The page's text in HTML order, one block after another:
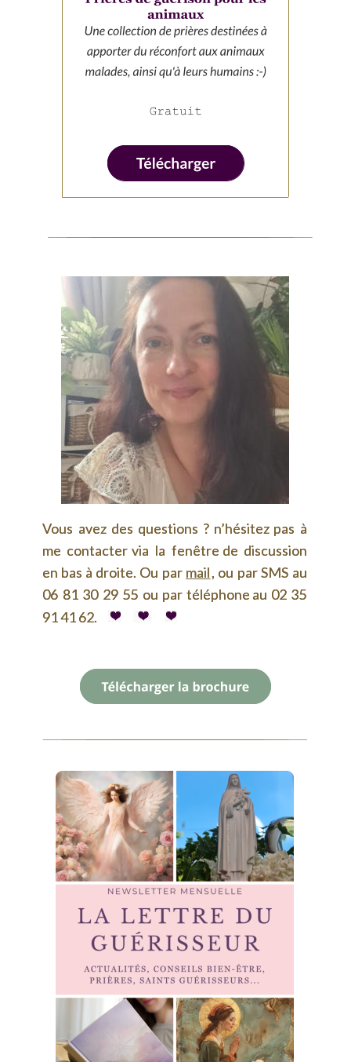
Vous avez des questions ? n’hésitez pas à
me contacter via la fenêtre de discussion
en bas à droite. Ou par mail, ou par SMS au
06 81 30 29 55 ou par téléphone au 02 35
91 41 62.
Vous avez des questions ? n’hésitez pas à
me contacter via la fenêtre de discussion
en bas à droite. Ou par mail, ou par SMS au
06 81 30 29 55 ou par téléphone au 02 35
91 41 62.